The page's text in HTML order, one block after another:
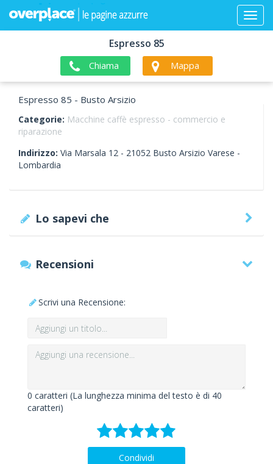
Espresso 85
Chiama Mappa
Espresso 85 - Busto Arsizio
Categorie: Macchine caffè espresso - commercio e
riparazione
Indirizzo: Via Marsala 12 - 21052 Busto Arsizio Varese -
Lombardia
Lo sapevi che
Recensioni
Scrivi una Recensione:
0 caratteri (La lunghezza minima del testo è di 40
caratteri)
Condividi